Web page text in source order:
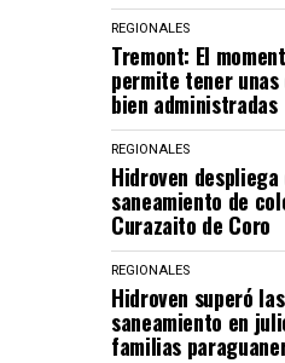
REGIONALES
Tremont: El
permite tener
bien administradas
REGIONALES
Hidroven
saneamiento de
Curazaito de Coro
REGIONALES
Hidroven superó
saneamiento en
familias